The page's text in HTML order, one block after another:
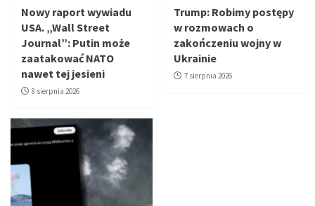
Nowy raport wywiadu
USA. „Wall Street
Journal”: Putin może
zaatakować NATO
nawet tej jesieni
8 sierpnia 2026
Trump: Robimy postępy
w rozmowach o
zakończeniu wojny w
Ukrainie
7 sierpnia 2026